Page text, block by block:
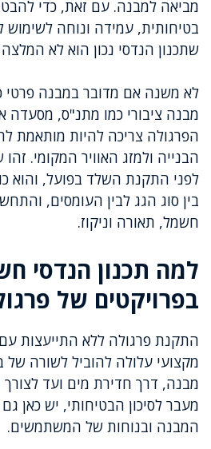
מביאה למבנה. עם זאת, כדי
בטיחותית, עמידה ונוחה לשימוש
שתכנון הנדסי נכון הוא לא
לא משנה אם מדובר במבנה פרטי
מבנה ציבורי כמו מתנ"ס, מסעדה
הפרגולה צריכה להיות מותאמת
הבנייה ולמזג האוויר המקומי.
לפני התקנת השלד בפועל, והוא
בין סוג הגג לבין העומסים,
חשמל, תאורה וניקוז.
למה תכנון הנדסי
בפרויקטים של
התקנת פרגולה ללא התייעצות
מקצועי עלולה להוביל לשורה
מבנה, דרך חדירת מים ועד לצורך
מעבר לסיכון הבטיחותי, יש כאן
המבנה ובנוחות של המשתמשים.